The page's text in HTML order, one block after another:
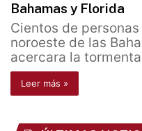
Bahamas y Florida
Cientos de
noroeste de las
acercara la
Leer más »